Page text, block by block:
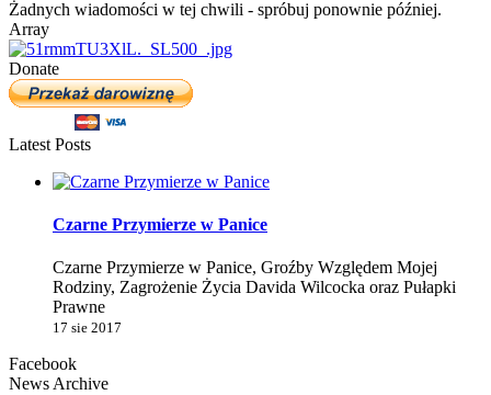
Żadnych wiadomości w tej chwili - spróbuj ponownie później.
Array
Donate
Latest Posts
Czarne Przymierze w Panice
Czarne Przymierze w Panice, Groźby Względem Mojej
Rodziny, Zagrożenie Życia Davida Wilcocka oraz Pułapki
Prawne
17 sie 2017
Facebook
News Archive